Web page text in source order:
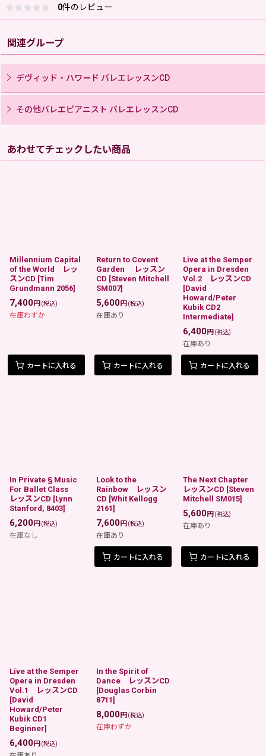
0件のレビュー
関連グループ
デヴィッド・ハワード バレエレッスンCD
その他バレエピアニスト バレエレッスンCD
あわせてチェックしたい商品
Millennium Capital
of the World レッ
スンCD [Tim
Grundmann 2056]
7,400円 (税込)
在庫わずか
カートに入れる
Return to Covent
Garden レッスン
CD [Steven Mitchell
SM007]
5,600円 (税込)
在庫あり
カートに入れる
Live at the Semper
Opera in Dresden
Vol.2 レッスンCD
[David
Howard/Peter
Kubik CD2
Intermediate]
6,400円 (税込)
在庫あり
カートに入れる
In Private § Music
For Ballet Class
レッスンCD [Lynn
Stanford, 8403]
6,200円 (税込)
在庫なし
Look to the
Rainbow レッスン
CD [Whit Kellogg
2161]
7,600円 (税込)
在庫あり
カートに入れる
The Next Chapter
レッスンCD [Steven
Mitchell SM015]
5,600円 (税込)
在庫あり
カートに入れる
Live at the Semper
Opera in Dresden
Vol.1 レッスンCD
[David
Howard/Peter
Kubik CD1
Beginner]
6,400円 (税込)
In the Spirit of
Dance レッスンCD
[Douglas Corbin
8711]
8,000円 (税込)
在庫わずか